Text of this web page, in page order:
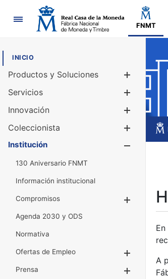
Navegación
FNMT
INICIO
Productos y Soluciones
Servicios
Innovación
Coleccionista
Institución
130 Aniversario FNMT
Información institucional
Compromisos
Agenda 2030 y ODS
Normativa
Ofertas de Empleo
Prensa
A